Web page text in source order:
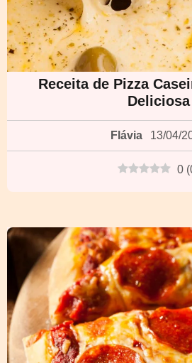
Receita de Pizza
Deliciosa
Flávia 13/04/
0 (